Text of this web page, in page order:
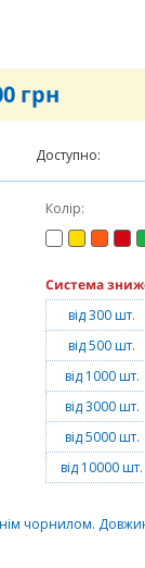
грн
Доступно:
Колір:
Система
від 300 шт.
від 500 шт.
від 1000 шт.
від 3000 шт.
від 5000 шт.
від 10000 шт.
чорнилом.